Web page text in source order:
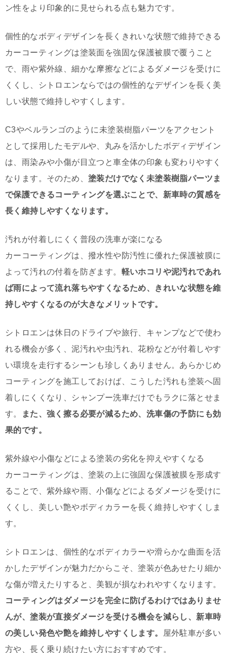
ン性をより印象的に見せられる点も魅力です。
個性的なボディデザインを長くきれいな状態で維持できる
カーコーティングは塗装面を強固な保護被膜で覆うこと
で、雨や紫外線、細かな摩擦などによるダメージを受けに
くくし、シトロエンならではの個性的なデザインを長く美
しい状態で維持しやすくします。
C3やベルランゴのように未塗装樹脂パーツをアクセント
として採用したモデルや、丸みを活かしたボディデザイン
は、雨染みや小傷が目立つと車全体の印象も変わりやすく
なります。そのため、 塗装だけでなく未塗装樹脂パーツま
で保護できるコーティングを選ぶことで、新車時の質感を
長く維持しやすくなります。
汚れが付着しにくく普段の洗車が楽になる
カーコーティングは、撥水性や防汚性に優れた保護被膜に
よって汚れの付着を防ぎます。 軽いホコリや泥汚れであれ
ば雨によって流れ落ちやすくなるため、きれいな状態を維
持しやすくなるのが大きなメリットです。
シトロエンは休日のドライブや旅行、キャンプなどで使わ
れる機会が多く、泥汚れや虫汚れ、花粉などが付着しやす
い環境を走行するシーンも珍しくありません。あらかじめ
コーティングを施工しておけば、こうした汚れも塗装へ固
着しにくくなり、シャンプー洗車だけでもラクに落とせま
す。
また、強く擦る必要が減るため、洗車傷の予防にも効
果的です。
紫外線や小傷などによる塗装の劣化を抑えやすくなる
カーコーティングは、塗装の上に強固な保護被膜を形成す
ることで、紫外線や雨、小傷などによるダメージを受けに
くくし、美しい艶やボディカラーを長く維持しやすくしま
す。
シトロエンは、個性的なボディカラーや滑らかな曲面を活
かしたデザインが魅力だからこそ、塗装が色あせたり細か
な傷が増えたりすると、美観が損なわれやすくなります。
コーティングはダメージを完全に防げるわけではありませ
んが、塗装が直接ダメージを受ける機会を減らし、新車時
の美しい発色や艶を維持しやすくします。
屋外駐車が多い
方や、長く乗り続けたい方におすすめです。